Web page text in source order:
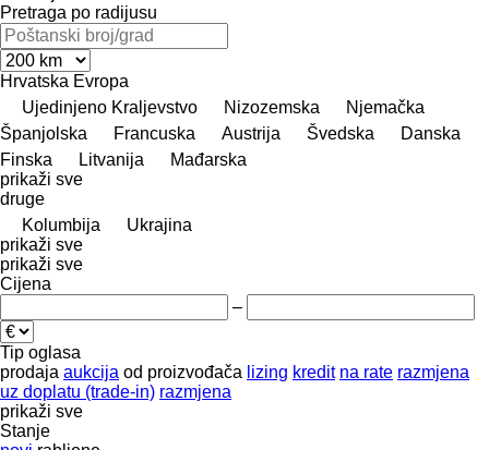
Pretraga po radijusu
Hrvatska Evropa
Ujedinjeno Kraljevstvo
Nizozemska
Njemačka
Španjolska
Francuska Austrija Švedska
Danska
Finska
Litvanija
Mađarska
prikaži sve
druge
Kolumbija
Ukrajina
prikaži sve
prikaži sve
Cijena
–
Tip oglasa
prodaja aukcija od proizvođača lizing kredit na rate razmjena
uz doplatu (trade-in) razmjena
prikaži sve
Stanje